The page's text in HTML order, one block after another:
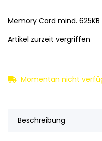
Memory Card mind. 625KB
Artikel zurzeit vergriffen
Momentan nicht
Beschreibung